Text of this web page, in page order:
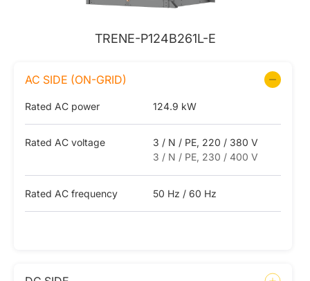
TRENE-P124B261L-E
AC SIDE (ON-GRID)
Rated AC power 124.9 kW
Rated AC voltage
3 / N / PE, 220 / 380 V
3 / N / PE, 230 / 400 V
Rated AC frequency 50 Hz / 60 Hz